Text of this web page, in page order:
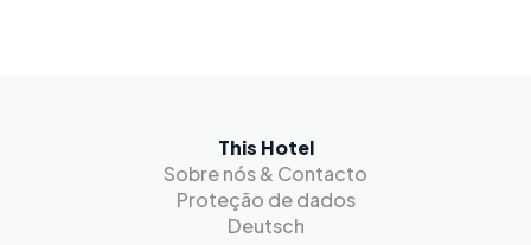
This Hotel
Sobre nós & Contacto
Proteção de dados
Deutsch